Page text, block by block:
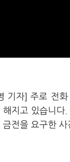
기자] 주로 전
지고 있습니다
금전을 요구한